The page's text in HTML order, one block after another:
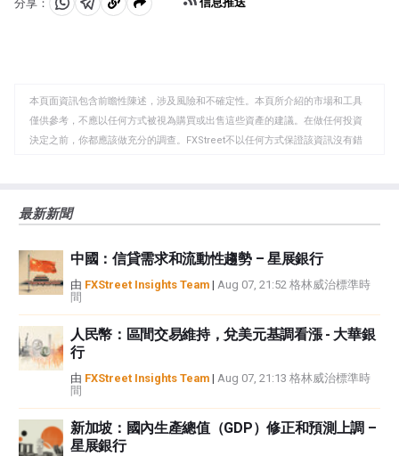
分享：
分 分 複
板
本頁面資訊包含前瞻性陳述，涉及風險和不確定性。本頁所介紹的市場和工具
僅供參考，不應以任何方式被視為購買或出售這些資產的建議。在做任何投資
決定之前，你都應該做充分的調查。FXStreet不以任何方式保證該資訊沒有錯
觀點，並不代表FXStreet或其廣告商的官方政策或立場。作者不對本頁連結的
如果文章正文中沒有明確提到，在撰寫本文時，作者在本文中提到的任何股票
中都沒有頭寸，也沒有與文中提到的任何公司有業務關係。除了FXStreet，作
者沒有收到撰寫這篇文章的報酬。
FXStreet和作者不提供個性化的建議。作者對該資訊的準確性、完整性或適用
性不作任何陳述。FXStreet和作者將不承擔任何錯誤，遺漏或任何損失，傷害
或損害由此資訊及其顯示或使用引起的。錯誤和遺漏除外。本文作者和
FXStreet並非註冊投資顧問，本文內容無意提供任何投資建議。
最新新聞
中國：信貸需求和流動性趨勢 – 星展銀行
由 FXStreet Insights Team | Aug 07, 21:52 格林威治標準時
間
人民幣：區間交易維持，兌美元基調看漲 - 大華銀
行
由 FXStreet Insights Team | Aug 07, 21:13 格林威治標準時
間
新加坡：國內生產總值（GDP）修正和預測上調 –
星展銀行